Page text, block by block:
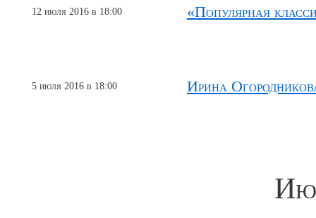
12 июля 2016 в 18:00 «Популярная
5 июля 2016 в 18:00 Ирина